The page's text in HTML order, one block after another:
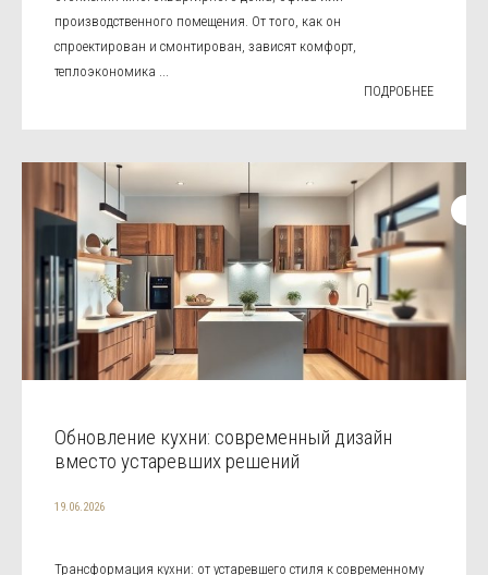
производственного помещения. От того, как он
спроектирован и смонтирован, зависят комфорт,
теплоэкономика ...
ПОДРОБНЕЕ
Обновление кухни: современный дизайн
вместо устаревших решений
19.06.2026
Трансформация кухни: от устаревшего стиля к современному